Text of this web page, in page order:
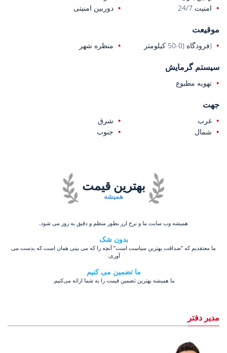
امنیت 24/7
دوربین امنیتی
موقیعت
(فرودگاه (0-50 کیلومتر منظره شهر
سیستم گرمایش
تهویه مطبوع
جهت
غرب
شرق
شمال
جنوب
همیشه
بهترین قیمت
همیشه وب سایت ما و نرخ ارز بطور منظم و دقیق به روز می شود.
بدون شک
ما معتقدیم که ”صداقت بهترین سیاست است” آنچه را که می بینی همان است که بدست می
آوری.
ما تضمین می کنیم
ما همیشه بهترین تضمین قیمت را به شما ارائه می‌کنیم.
مدیر دفتر